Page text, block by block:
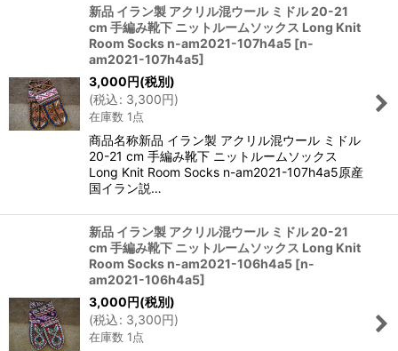
新品 イラン製 アクリル混ウール ミドル 20-21
cm 手編み靴下 ニットルームソックス Long Knit
Room Socks n-am2021-107h4a5 [n-
am2021-107h4a5]
3,000円(税別)
(税込: 3,300円)
在庫数 1点
商品名称新品 イラン製 アクリル混ウール ミドル
20-21 cm 手編み靴下 ニットルームソックス
Long Knit Room Socks n-am2021-107h4a5原産
国イラン説…
新品 イラン製 アクリル混ウール ミドル 20-21
cm 手編み靴下 ニットルームソックス Long Knit
Room Socks n-am2021-106h4a5 [n-
am2021-106h4a5]
3,000円(税別)
(税込: 3,300円)
在庫数 1点